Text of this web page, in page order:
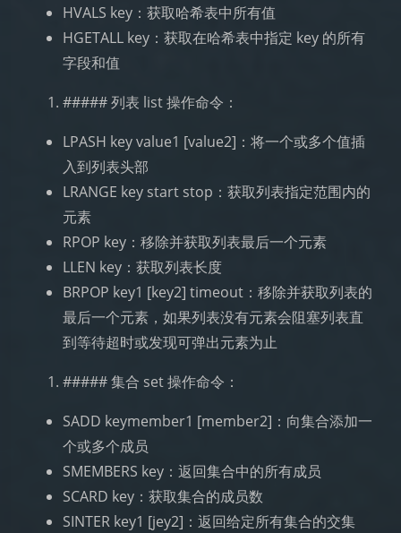
HVALS key：获取哈希表中所有值
HGETALL key：获取在哈希表中指定 key 的所有
字段和值
##### 列表 list 操作命令：
LPASH key value1 [value2]：将一个或多个值插
入到列表头部
LRANGE key start stop：获取列表指定范围内的
元素
RPOP key：移除并获取列表最后一个元素
LLEN key：获取列表长度
BRPOP key1 [key2] timeout：移除并获取列表的
最后一个元素，如果列表没有元素会阻塞列表直
到等待超时或发现可弹出元素为止
##### 集合 set 操作命令：
SADD keymember1 [member2]：向集合添加一
个或多个成员
SMEMBERS key：返回集合中的所有成员
SCARD key：获取集合的成员数
SINTER key1 [jey2]：返回给定所有集合的交集